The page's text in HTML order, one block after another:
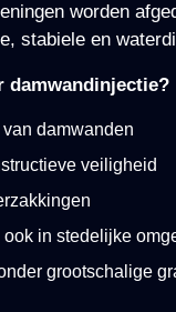
worden
stabiele en
damwandinjectie?
damwanden
veiligheid
ook in stedelijke
grootschalige